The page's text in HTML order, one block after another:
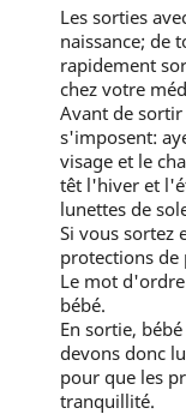
Les sorties
naissance; de
rapidement
chez votre
Avant de
s'imposent:
visage et le
têt l'hiver et
lunettes de
Si vous sortez
protections de
Le mot
bébé.
En sortie,
devons donc
pour que les
tranquillité.